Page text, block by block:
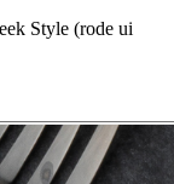
Style (rode ui